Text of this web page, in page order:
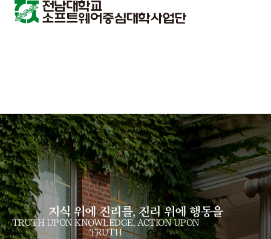
지식 위에 진리를, 진리 위에 행동을
TRUTH UPON KNOWLEDGE, ACTION UPON
TRUTH